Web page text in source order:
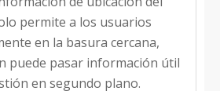
permite a los usuarios
en la basura cercana,
puede pasar información útil
en segundo plano.